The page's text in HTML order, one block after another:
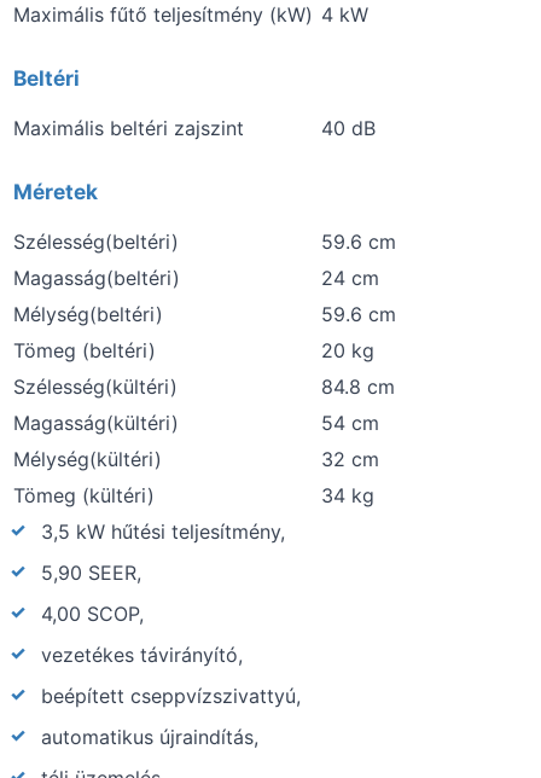
Maximális fűtő teljesítmény (kW) 4 kW
Beltéri
Maximális beltéri zajszint 40 dB
Méretek
Szélesség(beltéri)
59.6 cm
Magasság(beltéri)
24 cm
Mélység(beltéri)
59.6 cm
Tömeg (beltéri)
20 kg
Szélesség(kültéri)
84.8 cm
Magasság(kültéri)
54 cm
Mélység(kültéri)
32 cm
Tömeg (kültéri)
34 kg
3,5 kW hűtési teljesítmény,
5,90 SEER,
4,00 SCOP,
vezetékes távirányító,
beépített cseppvízszivattyú,
automatikus újraindítás,